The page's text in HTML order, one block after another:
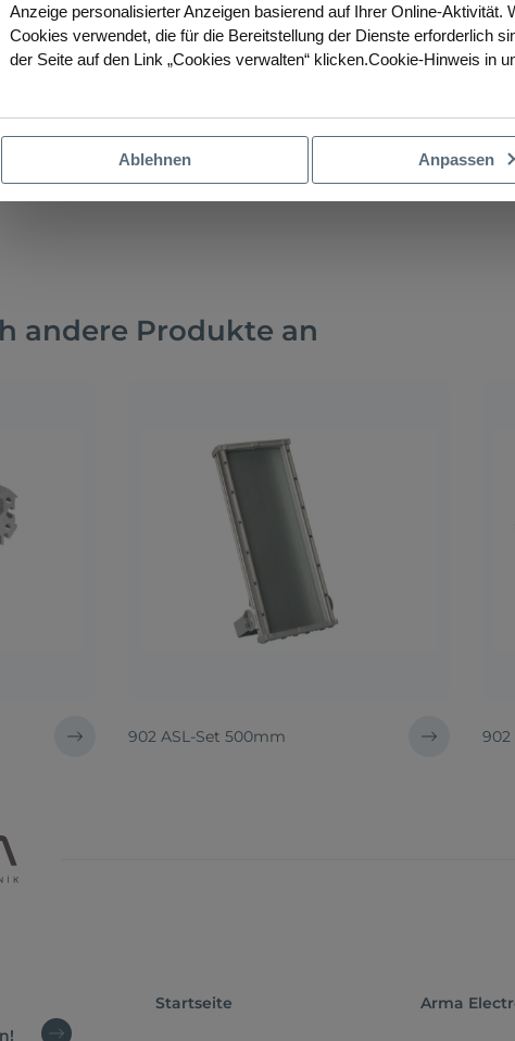
andere Produkte an
902 ASL-Set 500mm 902
Startseite Arma
Anzeige personalisierter Anzeigen basierend auf Ihrer Online-Aktivität.
Cookies verwendet, die für die Bereitstellung der Dienste erforderlich
der Seite auf den Link „Cookies verwalten“ klicken.Cookie-Hinweis in
Ablehnen Anpassen